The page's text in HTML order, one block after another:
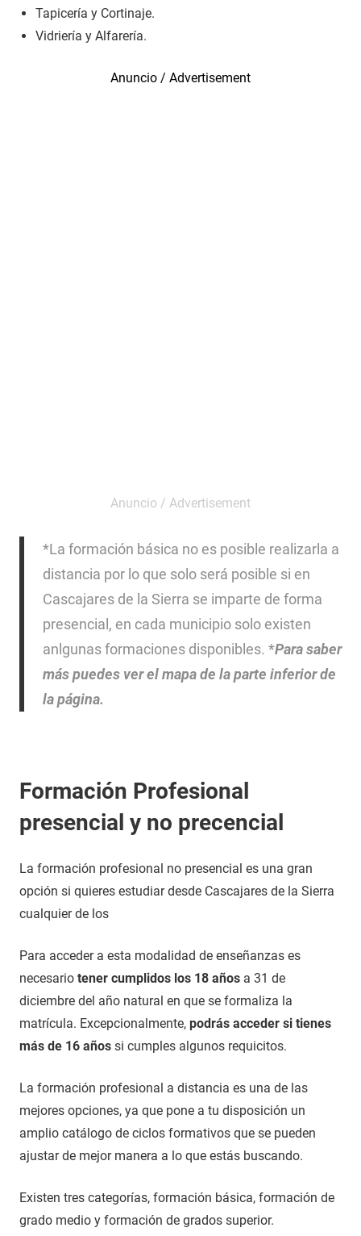
Tapicería y Cortinaje.
Vidriería y Alfarería.
*La formación básica no es posible realizarla a
distancia por lo que solo será posible si en
Cascajares de la Sierra se imparte de forma
presencial, en cada municipio solo existen
anlgunas formaciones disponibles. *Para saber
más puedes ver el mapa de la parte inferior de
la página.
Formación Profesional
presencial y no precencial
La formación profesional no presencial es una gran
opción si quieres estudiar desde Cascajares de la Sierra
cualquier de los
Para acceder a esta modalidad de enseñanzas es
necesario tener cumplidos los 18 años a 31 de
diciembre del año natural en que se formaliza la
matrícula. Excepcionalmente, podrás acceder si tienes
más de 16 años si cumples algunos requicitos.
La formación profesional a distancia es una de las
mejores opciones, ya que pone a tu disposición un
amplio catálogo de ciclos formativos que se pueden
ajustar de mejor manera a lo que estás buscando.
Existen tres categorías, formación básica, formación de
grado medio y formación de grados superior.